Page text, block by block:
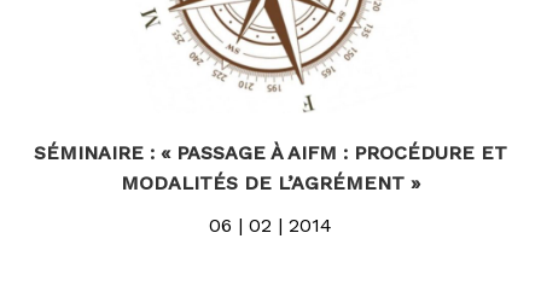
SÉMINAIRE : « PASSAGE À AIFM : PROCÉDURE ET
MODALITÉS DE L’AGRÉMENT »
06 | 02 | 2014